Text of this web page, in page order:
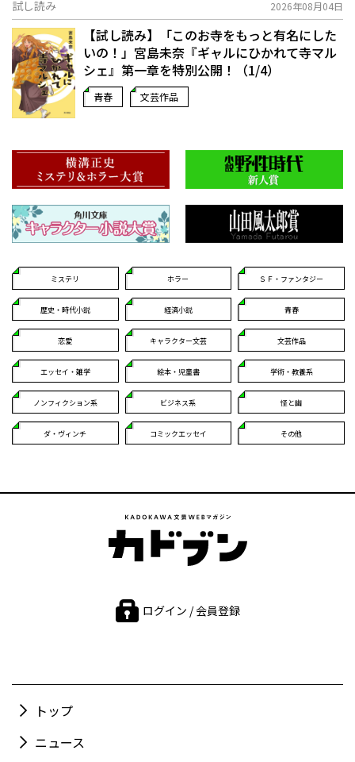
試し読み 2026年08月04日
【試し読み】「このお寺をもっと有名にした
いの！」宮島未奈『ギャルにひかれて寺マル
シェ』第一章を特別公開！（1/4）
青春 文芸作品
ミステリ ホラー ＳＦ・ファンタジー
歴史・時代小説 経済小説 青春
恋愛 キャラクター文芸 文芸作品
エッセイ・雑学 絵本・児童書 学術・教養系
ノンフィクション系 ビジネス系 怪と幽
ダ・ヴィンチ コミックエッセイ その他
ログイン / 会員登録
トップ
ニュース